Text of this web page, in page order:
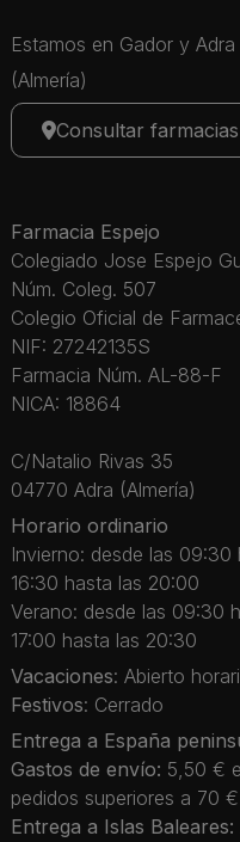
Estamos en Gador y Adra
(Almería)
Consultar farmacias
Farmacia Espejo
Colegiado Jose Espejo
Núm. Coleg. 507
Colegio Oficial de
NIF: 27242135S
Farmacia Núm. AL-88-F
NICA: 18864
C/Natalio Rivas 35
04770 Adra (Almería)
Horario ordinario
Invierno: desde las
16:30 hasta las 20:00
Verano: desde las 09:30
17:00 hasta las 20:30
Vacaciones: Abierto
Festivos: Cerrado
Entrega a España
Gastos de envío: 5,50 €
pedidos superiores a 70
Entrega a Islas Baleares: